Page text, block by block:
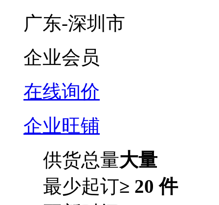
广东-深圳市
企业会员
在线询价
企业旺铺
供货总量大量
最少起订≥ 20 件